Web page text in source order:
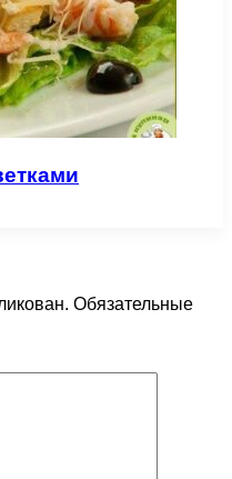
Обязательные